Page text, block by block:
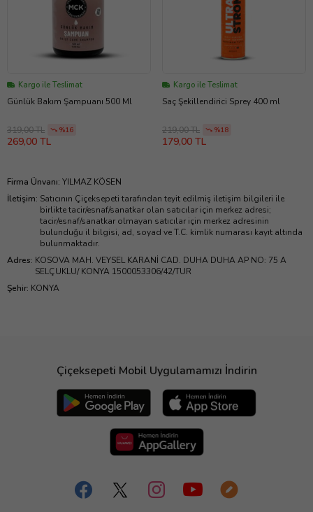
Kargo ile Teslimat
Günlük Bakım Şampuanı 500 Ml
319,00 TL %16
269,00 TL
Kargo ile Teslimat
Saç Şekillendirici Sprey 400 ml
219,00 TL %18
179,00 TL
Firma Ünvanı: YILMAZ KÖSEN
İletişim: Satıcının Çiçeksepeti tarafından teyit edilmiş iletişim bilgileri ile
birlikte tacir/esnaf/sanatkar olan satıcılar için merkez adresi;
tacir/esnaf/sanatkar olmayan satıcılar için merkez adresinin
bulunduğu il bilgisi, ad, soyad ve T.C. kimlik numarası kayıt altında
bulunmaktadır.
Adres: KOSOVA MAH. VEYSEL KARANİ CAD. DUHA DUHA AP NO: 75 A
SELÇUKLU/ KONYA 1500053306/42/TUR
Şehir: KONYA
Çiçeksepeti Mobil Uygulamamızı İndirin